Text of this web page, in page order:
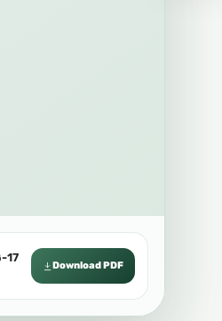
17-نظم-الورقات-للعمريطي-نسخة-1.pdf
Download PDF